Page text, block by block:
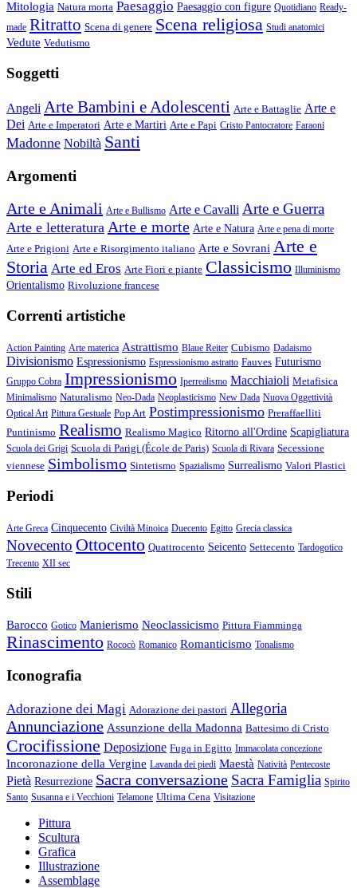
Mitologia Natura morta Paesaggio Paesaggio con figure Quotidiano Ready-
made Ritratto Scena di genere Scena religiosa Studi anatomici
Vedute Vedutismo
Soggetti
Angeli Arte Bambini e Adolescenti Arte e Battaglie Arte e
Dei Arte e Imperatori Arte e Martiri Arte e Papi Cristo Pantocratore Faraoni
Madonne Nobiltà Santi
Argomenti
Arte e Animali Arte e Bullismo Arte e Cavalli Arte e Guerra
Arte e letteratura Arte e morte Arte e Natura Arte e pena di morte
Arte e Prigioni Arte e Risorgimento italiano Arte e Sovrani Arte e
Storia Arte ed Eros Arte Fiori e piante Classicismo Illuminismo
Orientalismo Rivoluzione francese
Correnti artistiche
Action Painting Arte materica Astrattismo Blaue Reiter Cubismo Dadaismo
Divisionismo Espressionismo Espressionismo astratto Fauves Futurismo
Gruppo Cobra Impressionismo Iperrealismo Macchiaioli Metafisica
Minimalismo Naturalismo Neo-Dada Neoplasticismo New Dada Nuova Oggettività
Optical Art Pittura Gestuale Pop Art Postimpressionismo Preraffaelliti
Puntinismo Realismo Realismo Magico Ritorno all'Ordine Scapigliatura
Scuola dei Grigi Scuola di Parigi (École de Paris) Scuola di Rivara Secessione
viennese Simbolismo Sintetismo Spazialismo Surrealismo Valori Plastici
Periodi
Arte Greca Cinquecento Civiltà Minoica Duecento Egitto Grecia classica
Novecento Ottocento Quattrocento Seicento Settecento Tardogotico
Trecento XII sec
Stili
Barocco Gotico Manierismo Neoclassicismo Pittura Fiamminga
Rinascimento Rococò Romanico Romanticismo Tonalismo
Iconografia
Adorazione dei Magi Adorazione dei pastori Allegoria
Annunciazione Assunzione della Madonna Battesimo di Cristo
Crocifissione Deposizione Fuga in Egitto Immacolata concezione
Incoronazione della Vergine Lavanda dei piedi Maestà Natività Pentecoste
Pietà Resurrezione Sacra conversazione Sacra Famiglia Spirito
Santo Susanna e i Vecchioni Telamone Ultima Cena Visitazione
Pittura
Scultura
Grafica
Illustrazione
Assemblage